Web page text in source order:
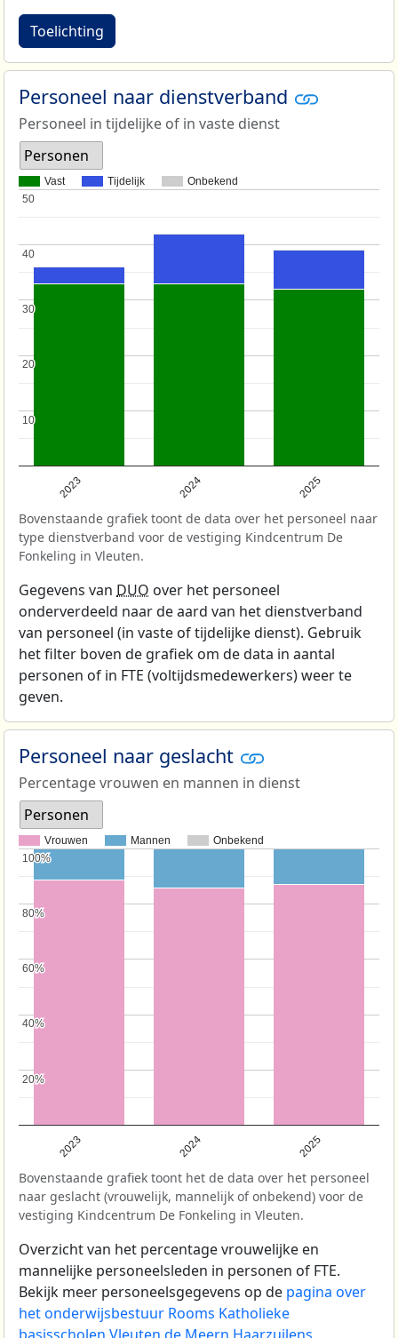
Toelichting
Personeel naar dienstverband
Personeel in tijdelijke of in vaste dienst
Personen
Vast Tijdelijk Onbekend
2023 2024 2025
10
10
20
20
30
30
40
40
50
50
Bovenstaande grafiek toont de data over het personeel naar
type dienstverband voor de vestiging Kindcentrum De
Fonkeling in Vleuten.
Gegevens van DUO over het personeel
onderverdeeld naar de aard van het dienstverband
van personeel (in vaste of tijdelijke dienst). Gebruik
het filter boven de grafiek om de data in aantal
personen of in FTE (voltijdsmedewerkers) weer te
geven.
Personeel naar geslacht
Percentage vrouwen en mannen in dienst
Personen
Vrouwen Mannen Onbekend
2023 2024 2025
20%
20%
40%
40%
60%
60%
80%
80%
100%
100%
Bovenstaande grafiek toont het de data over het personeel
naar geslacht (vrouwelijk, mannelijk of onbekend) voor de
vestiging Kindcentrum De Fonkeling in Vleuten.
Overzicht van het percentage vrouwelijke en
mannelijke personeelsleden in personen of FTE.
Bekijk meer personeelsgegevens op de pagina over
het onderwijsbestuur Rooms Katholieke